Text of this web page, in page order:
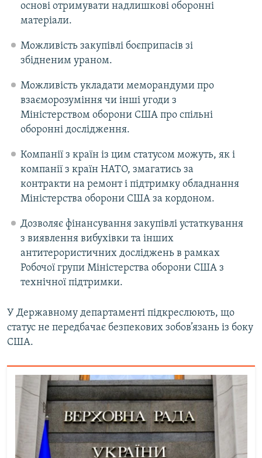
основі отримувати надлишкові оборонні
матеріали.
Можливість закупівлі боєприпасів зі
збідненим ураном.
Можливість укладати меморандуми про
взаєморозуміння чи інші угоди з
Міністерством оборони США про спільні
оборонні дослідження.
Компанії з країн із цим статусом можуть, як і
компанії з країн НАТО, змагатись за
контракти на ремонт і підтримку обладнання
Міністерства оборони США за кордоном.
Дозволяє фінансування закупівлі устаткування
з виявлення вибухівки та інших
антитерористичних досліджень в рамках
Робочої групи Міністерства оборони США з
технічної підтримки.
У Державному департаменті підкреслюють, що
статус не передбачає безпекових зобов’язань із боку
США.